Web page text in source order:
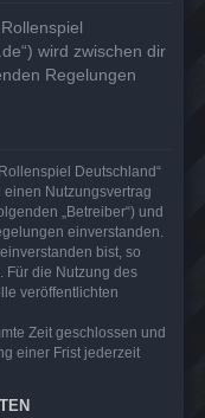
wird zwischen dir
Regelungen
Deutschland“
einen Nutzungsvertrag
„Betreiber“) und
einverstanden.
bist, so
Für die Nutzung des
veröffentlichten
Zeit geschlossen und
einer Frist jederzeit